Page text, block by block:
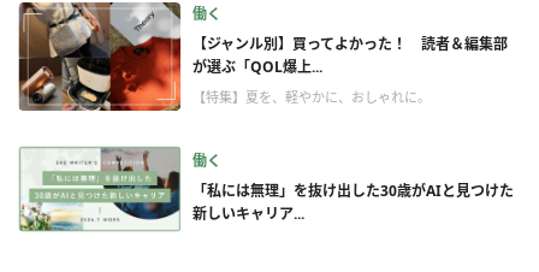
働く
【ジャンル別】買ってよかった！ 読者＆編集部
が選ぶ「QOL爆上...
【特集】夏を、軽やかに、おしゃれに。
働く
「私には無理」を抜け出した30歳がAIと見つけた
新しいキャリア...